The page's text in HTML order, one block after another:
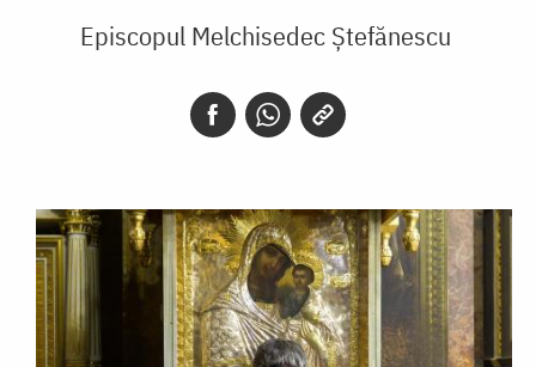
Episcopul Melchisedec Ştefănescu